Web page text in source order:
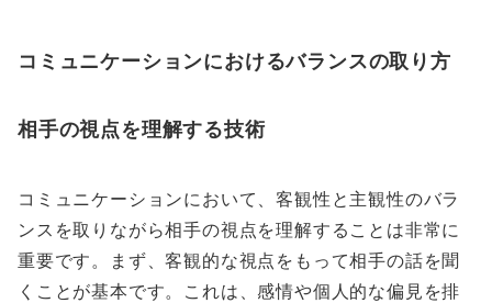
コミュニケーションにおけるバランスの取り方
相手の視点を理解する技術
コミュニケーションにおいて、客観性と主観性のバラ
ンスを取りながら相手の視点を理解することは非常に
重要です。まず、客観的な視点をもって相手の話を聞
くことが基本です。これは、感情や個人的な偏見を排